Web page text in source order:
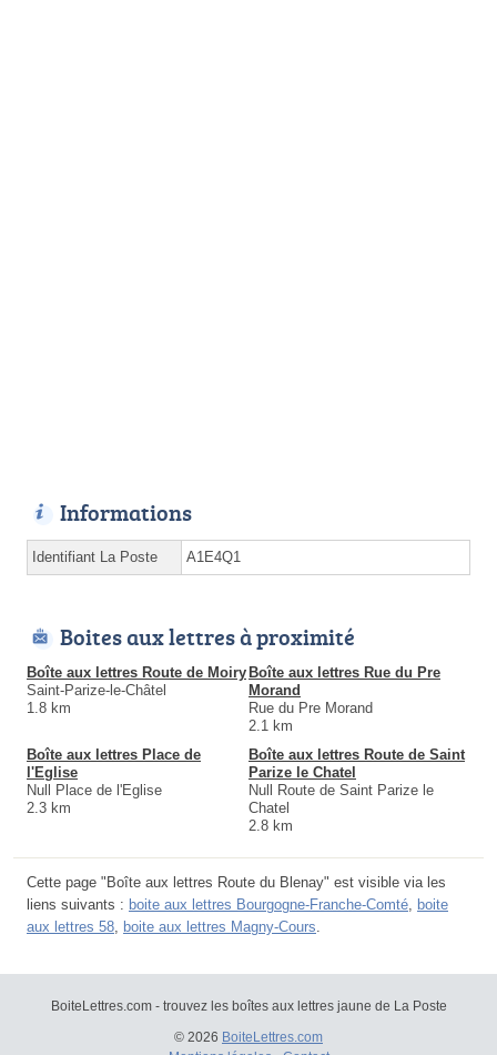
Informations
Identifiant La Poste A1E4Q1
Boites aux lettres à proximité
Boîte aux lettres Route de Moiry
Saint-Parize-le-Châtel
1.8 km
Boîte aux lettres Rue du Pre
Morand
Rue du Pre Morand
2.1 km
Boîte aux lettres Place de
l'Eglise
Null Place de l'Eglise
2.3 km
Boîte aux lettres Route de Saint
Parize le Chatel
Null Route de Saint Parize le
Chatel
2.8 km
Cette page "Boîte aux lettres Route du Blenay" est visible via les
liens suivants : boite aux lettres Bourgogne-Franche-Comté boite
aux lettres 58 boite aux lettres Magny-Cours
BoiteLettres.com - trouvez les boîtes aux lettres jaune de La Poste
© 2026 BoiteLettres.com